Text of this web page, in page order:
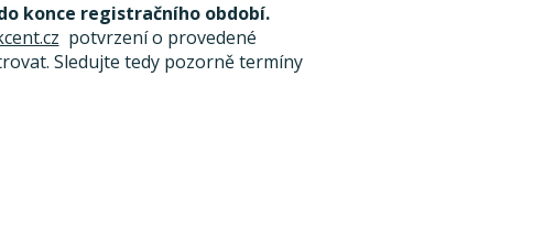
konce registračního období.
potvrzení o provedené
Sledujte tedy pozorně termíny